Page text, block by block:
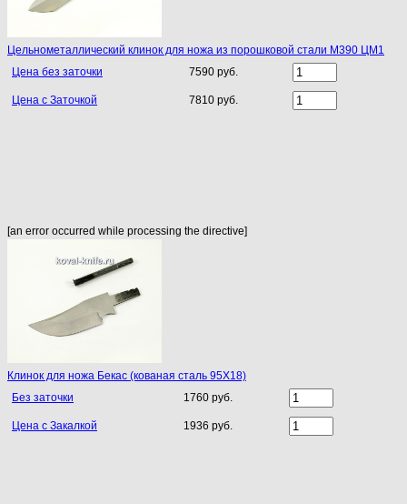
Цельнометаллический клинок для ножа из порошковой стали M390 ЦМ1
Цена без заточки
7590 руб.
Цена с Заточкой 7810 руб.
[an error occurred while processing the directive]
Клинок для ножа Бекас (кованая сталь 95Х18)
Без заточки
1760 руб.
Цена с Закалкой 1936 руб.